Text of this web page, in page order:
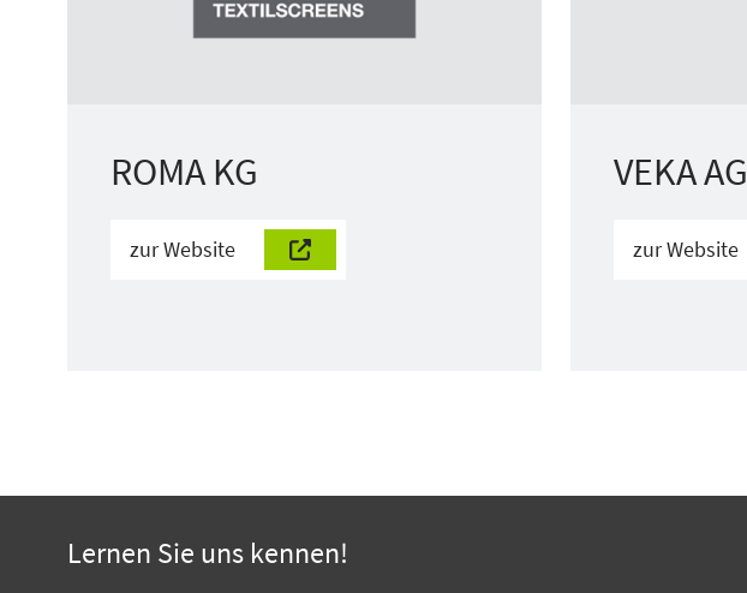
ROMA KG
zur Website
VEKA AG
zur Website
Lernen Sie uns kennen!